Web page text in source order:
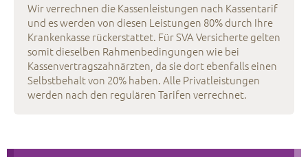
Wir verrechnen die Kassenleistungen nach Kassentarif
und es werden von diesen Leistungen 80% durch Ihre
Krankenkasse rückerstattet. Für SVA Versicherte gelten
somit dieselben Rahmenbedingungen wie bei
Kassenvertragszahnärzten, da sie dort ebenfalls einen
Selbstbehalt von 20% haben. Alle Privatleistungen
werden nach den regulären Tarifen verrechnet.